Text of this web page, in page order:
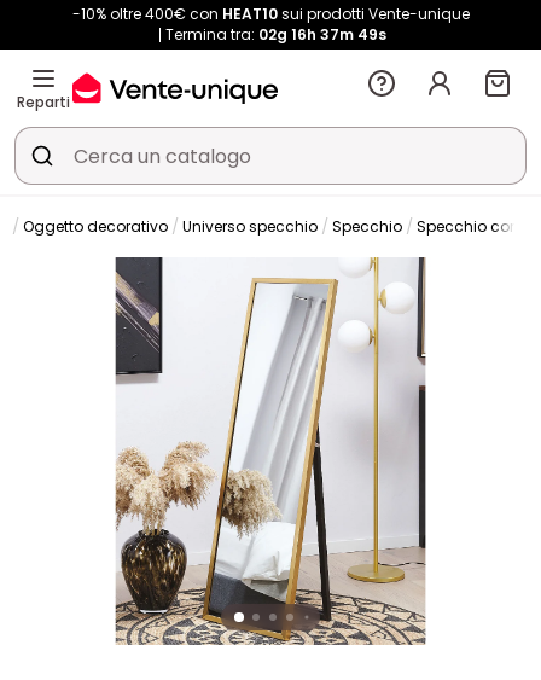
-10% oltre 400€ con HEAT10sui prodotti Vente-unique
Termina tra: 02g 16h 37m 48s
Reparti
Oggetto decorativo Universo specchio Specchio Specchio con